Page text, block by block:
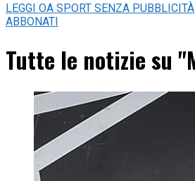
LEGGI OA SPORT SENZA PUBBLICITÀ
ABBONATI
Tutte le notizie su